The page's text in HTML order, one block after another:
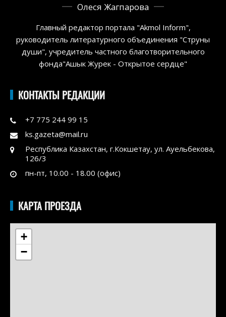
Олеся Жагпарова
Главный редактор портала "Akmol Inform",
руководитель литературного объединения "Струны
души", учредитель частного благотворительного
фонда"Ашык Журек - Открытое сердце"
КОНТАКТЫ РЕДАКЦИИ
+7 775 244 99 15
ks.gazeta@mail.ru
Республика Казахстан, г.Кокшетау, ул. Ауельбекова,
126/3
пн-пт, 10.00 - 18.00 (офис)
КАРТА ПРОЕЗДА
+
−